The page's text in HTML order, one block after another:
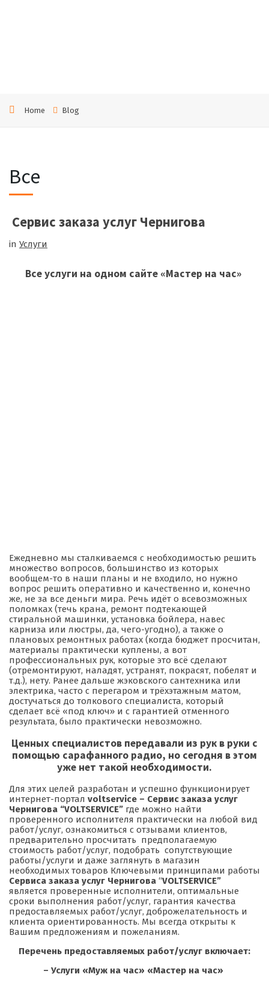
Home Blog
Все
Сервис заказа услуг Чернигова
in Услуги
Все услуги на одном сайте «Мастер на час»
Ежедневно мы сталкиваемся с необходимостью решить
множество вопросов, большинство из которых
вообщем-то в наши планы и не входило, но нужно
вопрос решить оперативно и качественно и, конечно
же, не за все деньги мира. Речь идёт о всевозможных
поломках (течь крана, ремонт подтекающей
стиральной машинки, установка бойлера, навес
карниза или люстры, да, чего-угодно), а также о
плановых ремонтных работах (когда бюджет просчитан,
материалы практически куплены, а вот
профессиональных рук, которые это всё сделают
(отремонтируют, наладят, устранят, покрасят, побелят и
т.д.), нету. Ранее дальше жэковского сантехника или
электрика, часто с перегаром и трёхэтажным матом,
достучаться до толкового специалиста, который
сделает всё «под ключ» и с гарантией отменного
результата, было практически невозможно.
Ценных специалистов передавали из рук в руки с
помощью сарафанного радио, но сегодня в этом
уже нет такой необходимости.
Для этих целей разработан и успешно функционирует
интернет-портал voltservice – Сервис заказа услуг
Чернигова “VOLTSERVICE” где можно найти
проверенного исполнителя практически на любой вид
работ/услуг, ознакомиться с отзывами клиентов,
предварительно просчитать предполагаемую
стоимость работ/услуг, подобрать сопутствующие
работы/услуги и даже заглянуть в магазин
необходимых товаров Ключевыми принципами работы
Сервиса заказа услуг Чернигова “VOLTSERVICE”
является проверенные исполнители, оптимальные
сроки выполнения работ/услуг, гарантия качества
предоставляемых работ/услуг, доброжелательность и
клиента ориентированность. Мы всегда открыты к
Вашим предложениям и пожеланиям.
Перечень предоставляемых работ/услуг включает:
– Услуги «Муж на час» «Мастер на час»